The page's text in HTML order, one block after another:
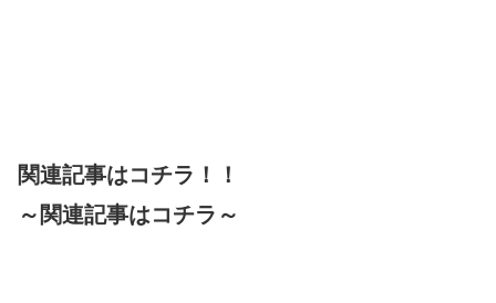
関連記事はコチラ！！
～関連記事はコチラ～